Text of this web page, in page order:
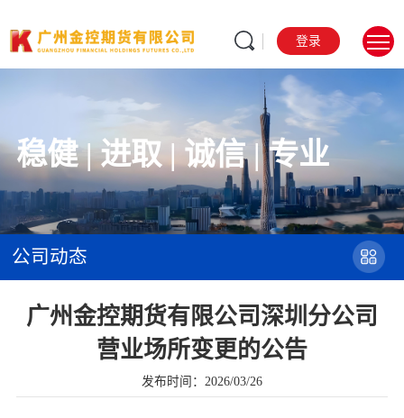
登录
稳健 | 进取 | 诚信 | 专业
公司动态
广州金控期货有限公司深圳分公司
营业场所变更的公告
发布时间：2026/03/26